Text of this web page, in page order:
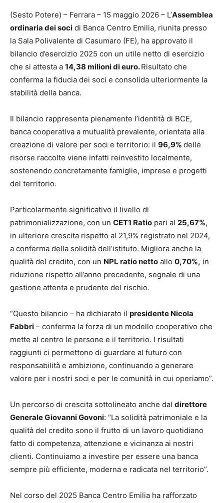
(Sesto Potere) – Ferrara – 15 maggio 2026 – L’Assemblea
ordinaria dei soci di Banca Centro Emilia, riunita presso
la Sala Polivalente di Casumaro (FE), ha approvato il
bilancio d’esercizio 2025 con un utile netto di esercizio
che si attesta a 14,38 milioni di euro.Risultato che
conferma la fiducia dei soci e consolida ulteriormente la
stabilità della banca.
Il bilancio rappresenta pienamente l’identità di BCE,
banca cooperativa a mutualità prevalente, orientata alla
creazione di valore per soci e territorio: il 96,9% delle
risorse raccolte viene infatti reinvestito localmente,
sostenendo concretamente famiglie, imprese e progetti
del territorio.
Particolarmente significativo il livello di
patrimonializzazione, con un CET1 Ratio pari al 25,67%,
in ulteriore crescita rispetto al 21,9% registrato nel 2024,
a conferma della solidità dell’istituto. Migliora anche la
qualità del credito, con un NPL ratio netto allo 0,70%, in
riduzione rispetto all’anno precedente, segnale di una
gestione attenta e prudente del rischio.
“Questo bilancio – ha dichiarato il presidente Nicola
Fabbri – conferma la forza di un modello cooperativo che
mette al centro le persone e il territorio. I risultati
raggiunti ci permettono di guardare al futuro con
responsabilità e ambizione, continuando a generare
valore per i nostri soci e per le comunità in cui operiamo”.
Un percorso di crescita sottolineato anche dal direttore
Generale Giovanni Govoni: “La solidità patrimoniale e la
qualità del credito sono il frutto di un lavoro quotidiano
fatto di competenza, attenzione e vicinanza ai nostri
clienti. Continuiamo a investire per essere una banca
sempre più efficiente, moderna e radicata nel territorio”.
Nel corso del 2025 Banca Centro Emilia ha rafforzato